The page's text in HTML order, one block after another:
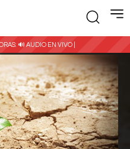
🔊 AUDIO EN VIVO |